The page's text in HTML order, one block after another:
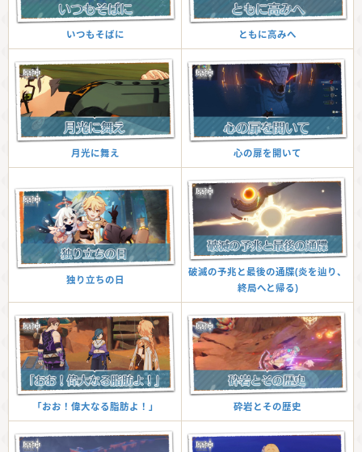
いつもそばに ともに高みへ
月光に舞え 心の扉を開いて
独り立ちの日
破滅の予兆と最後の通牒(炎を辿り、
終局へと帰る)
「おお！偉大なる脂肪よ！」 砕岩とその歴史